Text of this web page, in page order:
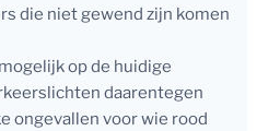
die niet gewend zijn komen
op de huidige
daarentegen
ongevallen voor wie rood